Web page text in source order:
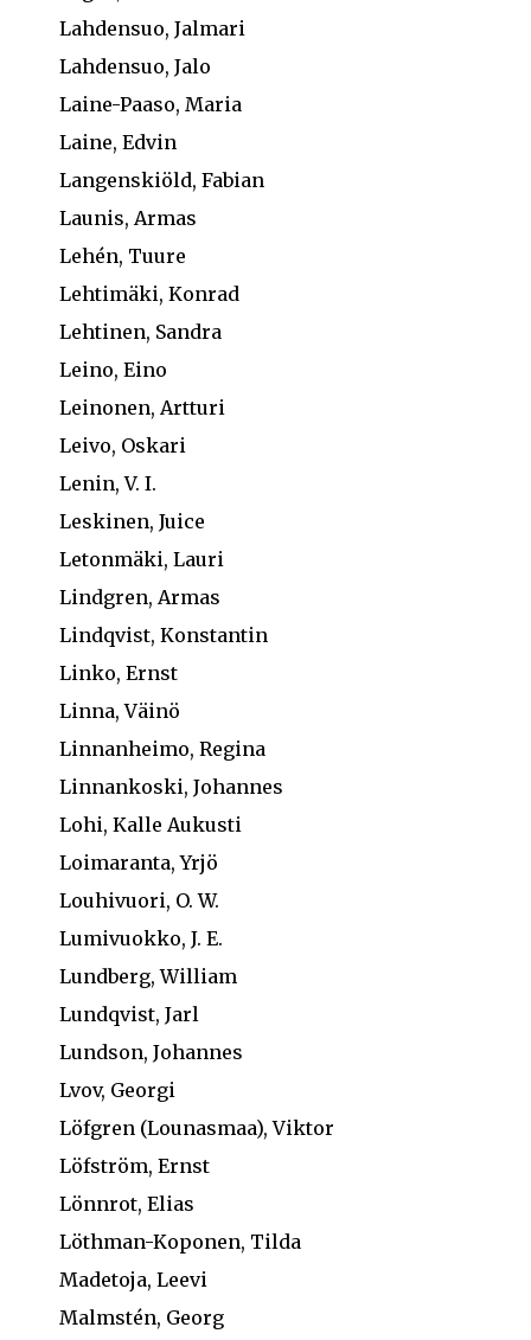
Lahdensuo, Jalmari
Lahdensuo, Jalo
Laine-Paaso, Maria
Laine, Edvin
Langenskiöld, Fabian
Launis, Armas
Lehén, Tuure
Lehtimäki, Konrad
Lehtinen, Sandra
Leino, Eino
Leinonen, Artturi
Leivo, Oskari
Lenin, V. I.
Leskinen, Juice
Letonmäki, Lauri
Lindgren, Armas
Lindqvist, Konstantin
Linko, Ernst
Linna, Väinö
Linnanheimo, Regina
Linnankoski, Johannes
Lohi, Kalle Aukusti
Loimaranta, Yrjö
Louhivuori, O. W.
Lumivuokko, J. E.
Lundberg, William
Lundqvist, Jarl
Lundson, Johannes
Lvov, Georgi
Löfgren (Lounasmaa), Viktor
Löfström, Ernst
Lönnrot, Elias
Löthman-Koponen, Tilda
Madetoja, Leevi
Malmstén, Georg